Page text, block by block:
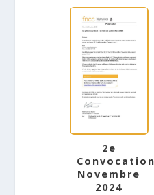
2e
Convocation
Novembre
2024